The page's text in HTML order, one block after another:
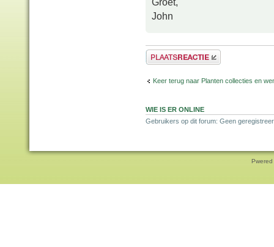
John
Plaats een reactie
Keer terug naar Planten collecties en
WIE IS ER ONLINE
Gebruikers op dit forum: Geen